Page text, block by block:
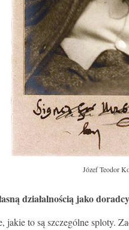
Józef Teodor
działalnością jako
jakie to są szczególne sploty.